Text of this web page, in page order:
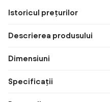
Istoricul prețurilor
Descrierea produsului
Dimensiuni
Specificații